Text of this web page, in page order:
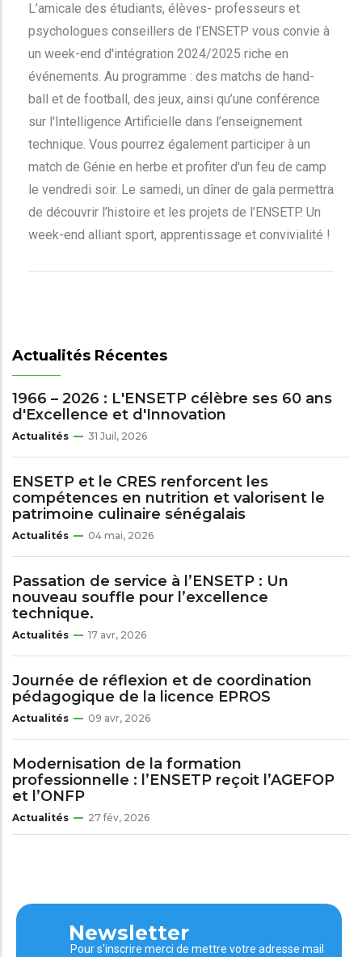
L’amicale des étudiants, élèves- professeurs et
psychologues conseillers de l’ENSETP vous convie à
un week-end d'intégration 2024/2025 riche en
événements. Au programme : des matchs de hand-
ball et de football, des jeux, ainsi qu’une conférence
sur l'Intelligence Artificielle dans l’enseignement
technique. Vous pourrez également participer à un
match de Génie en herbe et profiter d'un feu de camp
le vendredi soir. Le samedi, un dîner de gala permettra
de découvrir l’histoire et les projets de l’ENSETP. Un
week-end alliant sport, apprentissage et convivialité !
Actualités Récentes
1966 – 2026 : L'ENSETP célèbre ses 60 ans
d'Excellence et d'Innovation
Actualités 31 Juil, 2026
ENSETP et le CRES renforcent les
compétences en nutrition et valorisent le
patrimoine culinaire sénégalais
Actualités 04 mai, 2026
Passation de service à l’ENSETP : Un
nouveau souffle pour l’excellence
technique.
Actualités 17 avr, 2026
Journée de réflexion et de coordination
pédagogique de la licence EPROS
Actualités 09 avr, 2026
Modernisation de la formation
professionnelle : l’ENSETP reçoit l’AGEFOP
et l’ONFP
Actualités 27 fév, 2026
Newsletter
Pour s'inscrire merci de mettre votre adresse mail